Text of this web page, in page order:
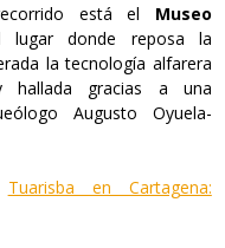
está el Museo
lugar donde reposa la
la tecnología alfarera
gracias a una
Augusto Oyuela-
Tuarisba en Cartagena: